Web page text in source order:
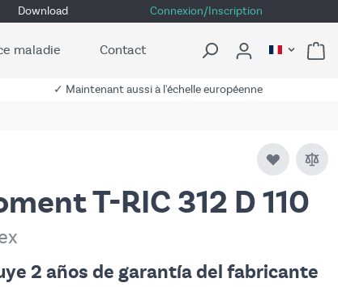
Download Connexion/Inscription
maladie Contact
✓ Maintenant aussi à l'échelle européenne
T-RIC 312 D 110
2 años de garantía del fabricante